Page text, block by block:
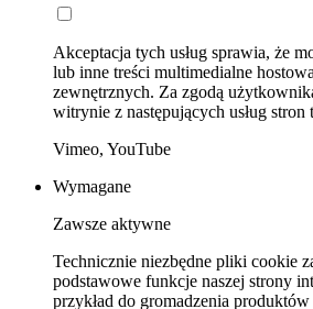
Akceptacja tych usług sprawia, że
lub inne treści multimedialne
zewnętrznych. Za zgodą
witrynie z następujących usług stron
Vimeo, YouTube
Wymagane
Zawsze aktywne
Technicznie niezbędne pliki cookie
podstawowe funkcje naszej strony
przykład do gromadzenia